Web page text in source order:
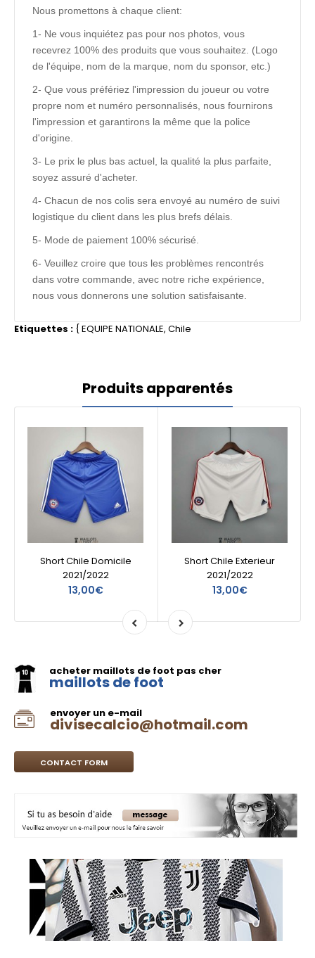
Nous promettons à chaque client:
1- Ne vous inquiétez pas pour nos photos, vous
recevrez 100% des produits que vous souhaitez. (Logo
de l'équipe, nom de la marque, nom du sponsor, etc.)
2- Que vous préfériez l'impression du joueur ou votre
propre nom et numéro personnalisés, nous fournirons
l'impression et garantirons la même que la police
d'origine.
3- Le prix le plus bas actuel, la qualité la plus parfaite,
soyez assuré d'acheter.
4- Chacun de nos colis sera envoyé au numéro de suivi
logistique du client dans les plus brefs délais.
5- Mode de paiement 100% sécurisé.
6- Veuillez croire que tous les problèmes rencontrés
dans votre commande, avec notre riche expérience,
nous vous donnerons une solution satisfaisante.
Etiquettes : {EQUIPE NATIONALE, Chile
Produits apparentés
Short Chile Domicile
2021/2022
13,00€
Short Chile Exterieur
2021/2022
13,00€
acheter maillots de foot pas cher
maillots de foot
envoyer un e-mail
divisecalcio@hotmail.com
CONTACT FORM